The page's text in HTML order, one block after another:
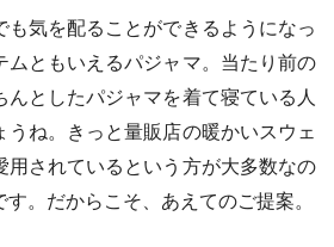
も気を配ることができるようになっ
ムともいえるパジャマ。当たり前の
んとしたパジャマを着て寝ている人
うね。きっと量販店の暖かいスウェ
用されているという方が大多数なの
。だからこそ、あえてのご提案。